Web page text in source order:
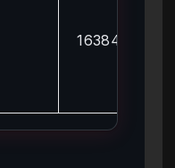
16384